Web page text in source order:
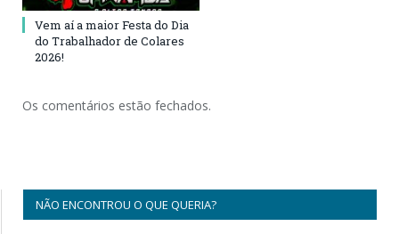
Vem aí a maior Festa do Dia
do Trabalhador de Colares
2026!
Os comentários estão fechados.
NÃO ENCONTROU O QUE QUERIA?